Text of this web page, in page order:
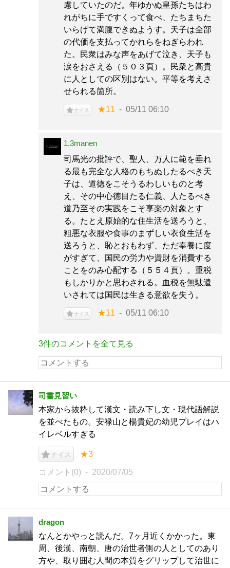
慮していたのだ。年ゆかぬ皇孫たちはわ
れがちに手ですくって食べ、たちまちた
いらげて満腹できぬようす。天子は全部
の代価を支払ってかれらをねぎらわれ
た。民衆はみな声をあげて泣き、天子も
涙をおさえる（５０３頁）。民衆と高貴
に人としての区別はない。平等を考えさ
せられる箇所。
ナイス ★11 05/11 06:10
1.3manen
司馬光の批評で、聖人、万人に範を垂れ
る最も完全な人格のもちぬしたるべき天
子は、道徳をこそうるわしいものと考
え、その中心徳目たる仁義、人たるべき
道乃至その実践をこそ享楽の対象とす
る。たとえ原始的な住生活を送ろうと、
粗悪な衣服や食事のまずしい衣食生活を
送ろうと、恥とおもわず、ただ奉養に度
がすぎて、国民の労力や資財を消費する
ことをのみ心配する（５５４頁）。重税
もしかりかと思わされる。血税を無駄遣
いされては国民は生きる意欲を失う。
ナイス ★11 05/11 06:10
3件のコメントを全て見る
司書見習い
本家から抜粋して漢文・読み下し文・現代語解説
を並べたもの。安禄山と楊貴妃の幼児プレイはハ
イレベルすぎる
ナイス ★3
コメント(0) 2020/07/05
dragon
なんとかやっと読んだ。7ヶ月近くかかった。東
周、後漢、南朝、唐の治世者側の人としてのあり
方や、取り囲む人間の本質をグリップして治世に